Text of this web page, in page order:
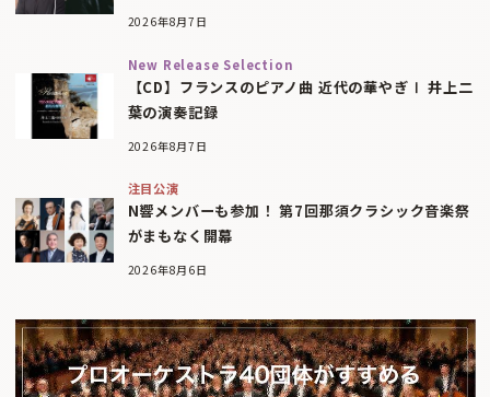
2026年8月7日
New Release Selection
【CD】フランスのピアノ曲 近代の華やぎⅠ 井上二
葉の演奏記録
2026年8月7日
注目公演
N響メンバーも参加！ 第7回那須クラシック音楽祭
がまもなく開幕
2026年8月6日